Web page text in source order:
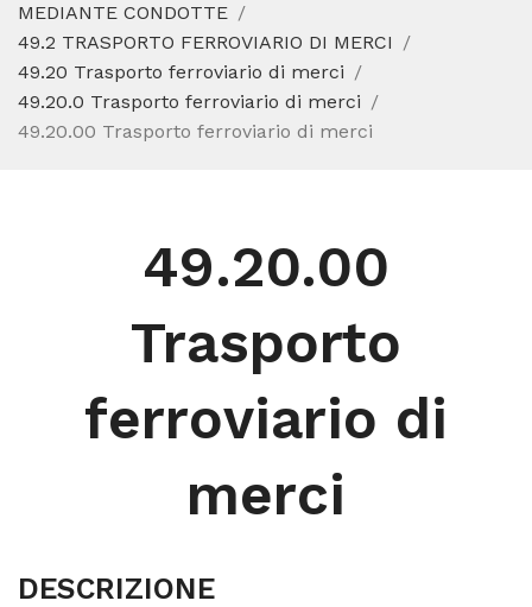
REGIME FORFETTARIO
CODICE FISCALE
MEDIANTE CONDOTTE
49.2 TRASPORTO FERROVIARIO DI MERCI
49.20 Trasporto ferroviario di merci
49.20.0 Trasporto ferroviario di merci
49.20.00 Trasporto ferroviario di merci
49.20.00
Trasporto
ferroviario di
merci
DESCRIZIONE